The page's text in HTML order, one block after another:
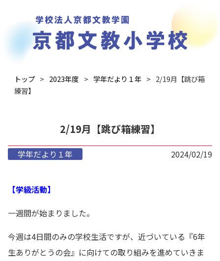
トップ 2023年度 学年だより１年
2/19月【跳び箱
練習】
2/19月【跳び箱練習】
学年だより１年 2024/02/19
【学級活動】
一週間が始まりました。
今週は4日間のみの学校生活ですが、近づいている『6年
生ありがとうの会』に向けての取り組みを進めていきま